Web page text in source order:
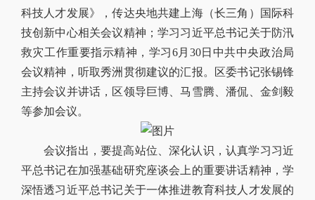
科技人才发展》，传达央地共建上海（长三角）国际科
技创新中心相关会议精神；学习习近平总书记关于防汛
救灾工作重要指示精神，学习6月30日中共中央政治局
会议精神，听取秀洲贯彻建议的汇报。区委书记张锡锋
主持会议并讲话，区领导巨博、马雪腾、潘侃、金剑毅
等参加会议。
会议指出，要提高站位、深化认识，认真学习习近
平总书记在加强基础研究座谈会上的重要讲话精神，学
深悟透习近平总书记关于一体推进教育科技人才发展的